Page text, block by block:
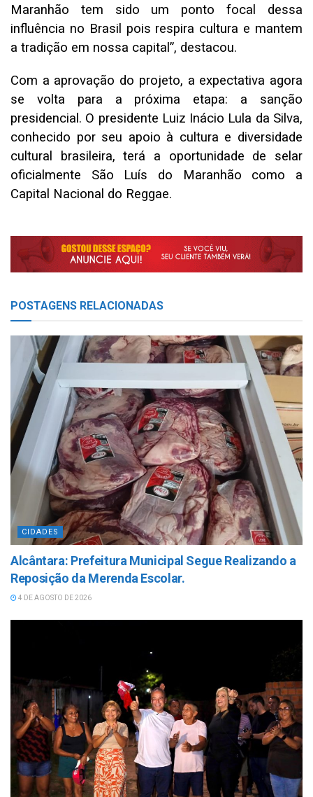
Maranhão tem sido um ponto focal dessa
influência no Brasil pois respira cultura e mantem
a tradição em nossa capital”, destacou.
Com a aprovação do projeto, a expectativa agora
se volta para a próxima etapa: a sanção
presidencial. O presidente Luiz Inácio Lula da Silva,
conhecido por seu apoio à cultura e diversidade
cultural brasileira, terá a oportunidade de selar
oficialmente São Luís do Maranhão como a
Capital Nacional do Reggae.
POSTAGENS RELACIONADAS
CIDADES
Alcântara: Prefeitura Municipal Segue Realizando a
Reposição da Merenda Escolar.
4 DE AGOSTO DE 2026